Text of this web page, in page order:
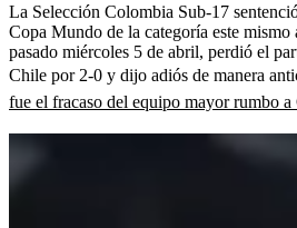
La Selección Colombia Sub-17
Copa Mundo de la categoría este
pasado miércoles 5 de abril, perdió el
Chile por 2-0 y dijo adiós de manera
fue el fracaso del equipo mayor rumbo a